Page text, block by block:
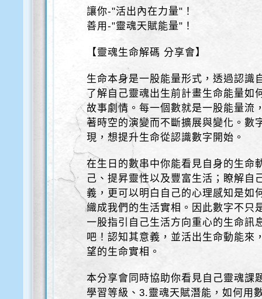
讓你-"活出內在力量"！
善用-"靈魂天賦能量"！
【靈魂生命解碼 分享會】
生命本身是一股能量形式，透過認識
了解自己靈魂出生前計畫生命能量如
故事劇情。每一個數就是一股能量流
著時空的演變而不斷擴展與變化。數
現，想提升生命從認識數字開始。
在生日的數串中你能看見自身的生命
己、提昇靈性以及豐富生活；瞭解自
義，更可以明白自己的心理感知是如
織成我們的生活實相。因此數字不只
一股指引自己生活方向重心的生命訊
吧！認知其意義，並活出生命動能來
望的生命實相。
本分享會同時協助你看見自己靈魂課
學習等級、3.靈魂天賦潛能，如何用